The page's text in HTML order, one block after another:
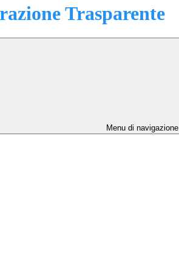
Trasparente
Menu di navigazione